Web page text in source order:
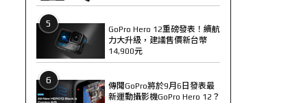
5
GoPro Hero 12重磅發表！續航
力大升級，建議售價新台幣
14,900元
6
傳聞GoPro將於9月6日發表最
新運動攝影機GoPro Hero 12？